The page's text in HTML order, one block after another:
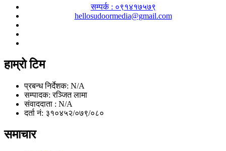
सम्पर्क : ०९१४१७५७९
hellosudoormedia@gmail.com
हाम्रो टिम
प्रबन्ध निर्देशक: N/A
सम्पादक: रञ्जित लामा
संवाददाता : N/A
दर्ता नं: ३१०४५२/०७९/०८०
समाचार